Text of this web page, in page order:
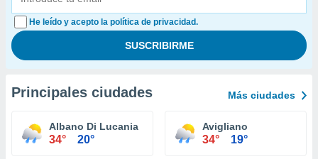
He leído y acepto la política de privacidad.
Principales ciudades Más ciudades
Albano Di Lucania
34° 20°
Avigliano
34° 19°